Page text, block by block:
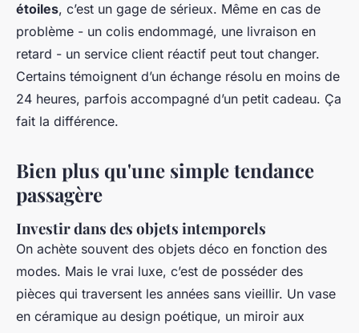
étoiles, c’est un gage de sérieux. Même en cas de
problème - un colis endommagé, une livraison en
retard - un service client réactif peut tout changer.
Certains témoignent d’un échange résolu en moins de
24 heures, parfois accompagné d’un petit cadeau. Ça
fait la différence.
Bien plus qu'une simple tendance
passagère
Investir dans des objets intemporels
On achète souvent des objets déco en fonction des
modes. Mais le vrai luxe, c’est de posséder des
pièces qui traversent les années sans vieillir. Un vase
en céramique au design poétique, un miroir aux